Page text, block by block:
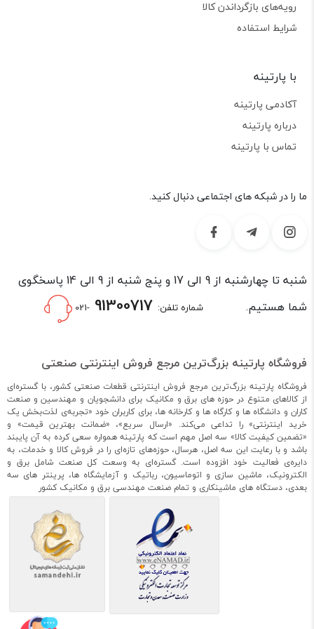
رویه‌های بازگرداندن کالا
شرایط استفاده
با پارتینه
آکادمی پارتینه
درباره پارتینه
تماس با پارتینه
ما را در شبکه های اجتماعی دنبال کنید.
شنبه تا چهارشنبه از 9 الی 17 و پنج شنبه از 9 الی 14 پاسخگوی
شما هستیم.
شماره تلفن: -021
فروشگاه پارتینه بزرگ‌ترین مرجع فروش اینترنتی صنعتی
فروشگاه پارتینه بزرگ‌ترین مرجع فروش اینترنتی قطعات صنعتی کشور، با گستره‌ای
از کالاهای متنوع در حوزه های برق و مکانیک برای دانشجویان و مهندسین و صنعت
کاران و دانشگاه ها و کارگاه ها و کارخانه ها، برای کاربران خود «تجربه‌ی لذت‌بخش یک
خرید اینترنتی» را تداعی می‌کند. «ارسال سریع»، «ضمانت بهترین قیمت» و
«تضمین کیفیت کالا» سه اصل مهم است که پارتینه همواره سعی کرده به آن پایبند
باشد و با رعایت این سه اصل، هرسال، حوزه‌های تازه‌ای را در فروش کالا و خدمات، به
دایره‌ی فعالیت خود افزوده است. گستره‌ای به وسعت کل صنعت شامل برق و
الکترونیک، ماشین سازی و اتوماسیون، رباتیک و آزمایشگاه ها، پرینتر های سه
بعدی، دستگاه های ماشینکاری و تمام صنعت مهندسی برق و مکانیک کشور